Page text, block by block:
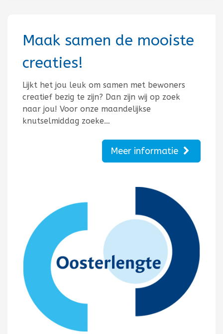
Maak samen de mooiste
creaties!
Lijkt het jou leuk om samen met bewoners
creatief bezig te zijn? Dan zijn wij op zoek
naar jou! Voor onze maandelijkse
knutselmiddag zoeke…
Meer informatie